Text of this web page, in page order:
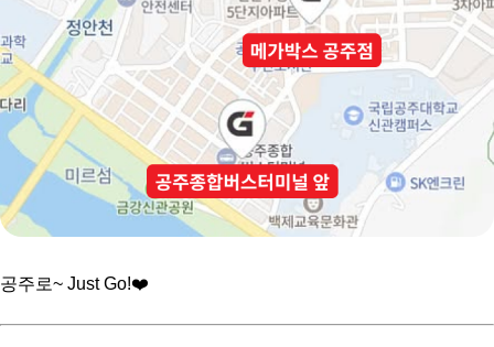
공주로~ Just Go!❤️